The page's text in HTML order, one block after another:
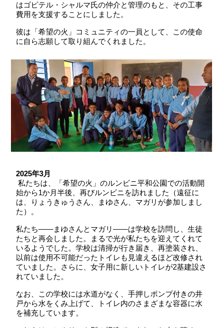
はゴピテル・シャルマ氏の仲介と管理のもと、その工事
費用を支援することにしました。
彼は「希望の火」コミュニティの一員として、この使命
に自ら志願して取り組んでくれました。
2025年3月
私たちは、「希望の火」のルンビニ平和公園での活動開
始から1か月半後、再びルンビニを訪れました（遠征に
は、りょうきゅうさん、まゆさん、マガリが参加しまし
た）。
私たち――まゆさんとマガリ――は学校を訪問し、生徒
たちと再会しました。まるで光が私たちを迎えてくれて
いるようでした。学校は清掃が行き届き、再塗装され、
以前は使用不可能だったトイレも見違えるほど改修され
ていました。さらに、女子用に新しいトイレが2基建設さ
れていました。
なお、この学校には水道がなく、手押しポンプ付きの井
戸から水をくみ上げて、トイレ内のさまざまな容器に水
を補充しています。